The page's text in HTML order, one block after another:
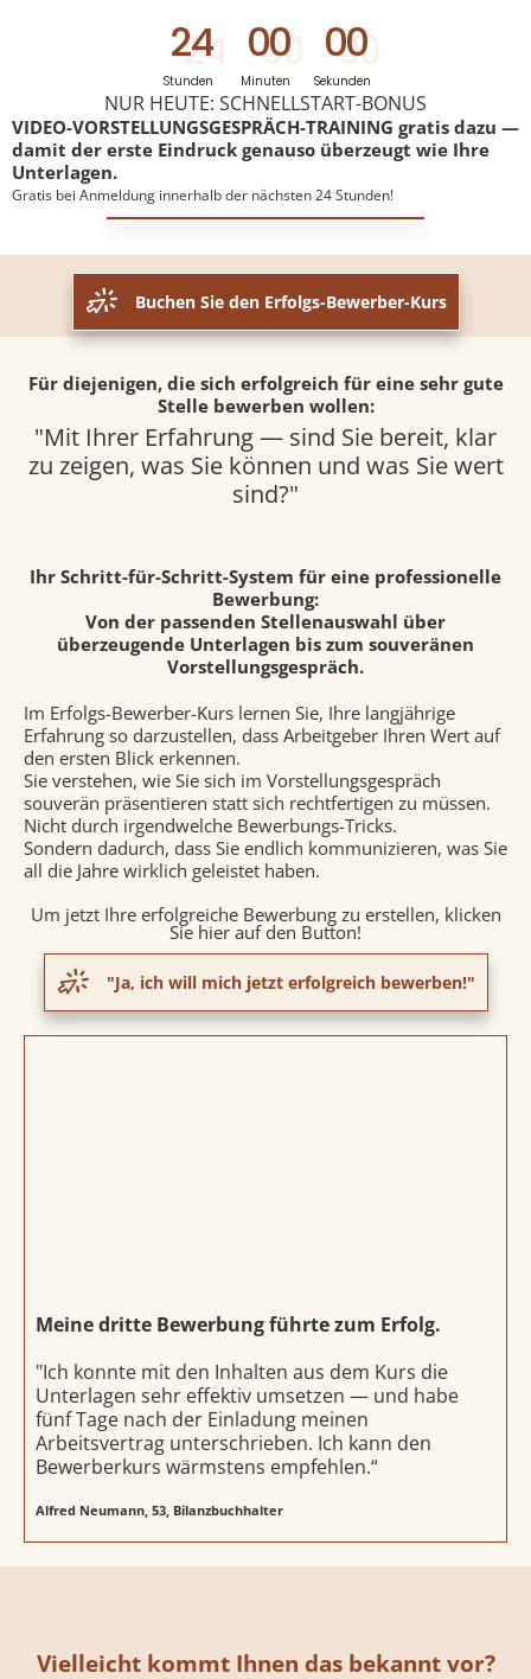
24
Stunden
00
Minuten
00
Sekunden
NUR HEUTE: SCHNELLSTART-BONUS
VIDEO-VORSTELLUNGSGESPRÄCH-TRAINING gratis dazu —
damit der erste Eindruck genauso überzeugt wie Ihre
Unterlagen.
Gratis bei Anmeldung innerhalb der nächsten 24 Stunden!
Buchen Sie den Erfolgs-Bewerber-Kurs
Für diejenigen, die sich erfolgreich für eine sehr gute
Stelle bewerben wollen:
"Mit Ihrer Erfahrung — sind Sie bereit, klar
zu zeigen, was Sie können und was Sie wert
sind?"
Ihr Schritt-für-Schritt-System für eine professionelle
Bewerbung:
Von der passenden Stellenauswahl über
überzeugende Unterlagen bis zum souveränen
Vorstellungsgespräch.
Im Erfolgs-Bewerber-Kurs lernen Sie, Ihre langjährige
Erfahrung so darzustellen, dass Arbeitgeber Ihren Wert auf
den ersten Blick erkennen.
Sie verstehen, wie Sie sich im Vorstellungsgespräch
souverän präsentieren statt sich rechtfertigen zu müssen.
Nicht durch irgendwelche Bewerbungs-Tricks.
Sondern dadurch, dass Sie endlich kommunizieren, was Sie
all die Jahre wirklich geleistet haben.
Um jetzt Ihre erfolgreiche Bewerbung zu erstellen, klicken
Sie hier auf den Button!
"Ja, ich will mich jetzt erfolgreich bewerben!"
Meine dritte Bewerbung führte zum Erfolg.
"Ich konnte mit den Inhalten aus dem Kurs die
Unterlagen sehr effektiv umsetzen — und habe
fünf Tage nach der Einladung meinen
Arbeitsvertrag unterschrieben. Ich kann den
Bewerberkurs wärmstens empfehlen.“
Alfred Neumann, 53, Bilanzbuchhalter
Vielleicht kommt Ihnen das bekannt vor?